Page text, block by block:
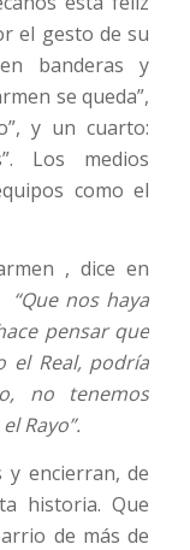
el gesto de su
banderas y
se queda”,
y un cuarto:
Los medios
como el
, dice en
“Que nos haya
pensar que
el Real, podría
no tenemos
Rayo”.
y encierran, de
historia. Que
de más de